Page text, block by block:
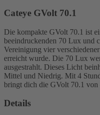
Cateye GVolt 70.1
Die kompakte GVolt 70.1 ist
beeindruckenden 70 Lux und
Vereinigung vier
erreicht wurde. Die 70 Lux
ausgestrahlt. Dieses Licht
Mittel und Niedrig. Mit 4
bringt dich die GVolt 70.1 von
Details